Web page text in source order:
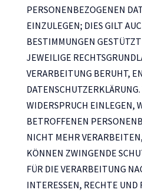
PERSONENBEZOGENEN
EINZULEGEN; DIES GILT
BESTIMMUNGEN
JEWEILIGE
VERARBEITUNG BERUHT,
WIDERSPRUCH EINLEGEN,
BETROFFENEN
NICHT MEHR
KÖNNEN ZWINGENDE
FÜR DIE VERARBEITUNG
INTERESSEN, RECHTE UND